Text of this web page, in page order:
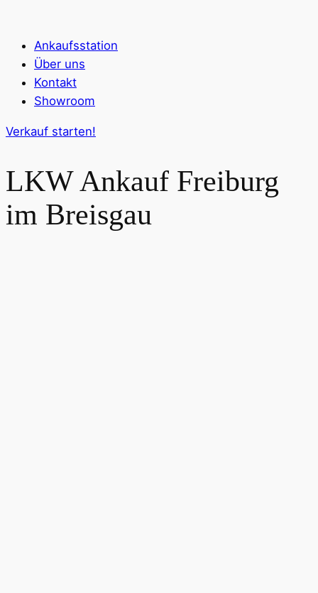
Ankaufsstation
Über uns
Kontakt
Showroom
Verkauf starten!
LKW Ankauf Freiburg
im Breisgau